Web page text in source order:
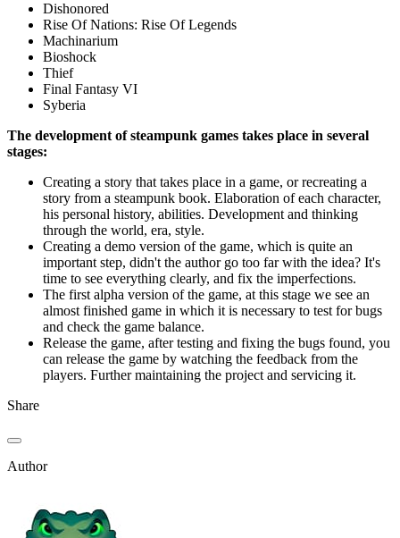
Dishonored
Rise Of Nations: Rise Of Legends
Machinarium
Bioshock
Thief
Final Fantasy VI
Syberia
The development of steampunk games takes place in several
stages:
Creating a story that takes place in a game, or recreating a
story from a steampunk book. Elaboration of each character,
his personal history, abilities. Development and thinking
through the world, era, style.
Creating a demo version of the game, which is quite an
important step, didn't the author go too far with the idea? It's
time to see everything clearly, and fix the imperfections.
The first alpha version of the game, at this stage we see an
almost finished game in which it is necessary to test for bugs
and check the game balance.
Release the game, after testing and fixing the bugs found, you
can release the game by watching the feedback from the
players. Further maintaining the project and servicing it.
Share
Author